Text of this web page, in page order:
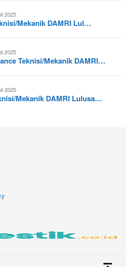
2025
Mekanik DAMRI Lul…
2025
Teknisi/Mekanik DAMRI…
2025
Mekanik DAMRI Lulusa…